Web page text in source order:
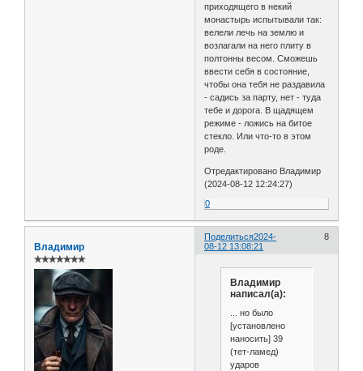
приходящего в некий
монастырь испытывали так:
велели лечь на землю и
возлагали на него плиту в
полтонны весом. Сможешь
ввести себя в состояние,
чтобы она тебя не раздавила
- садись за парту, нет - туда
тебе и дорога. В щадящем
режиме - ложись на битое
стекло. Или что-то в этом
роде.
Отредактировано Владимир
(2024-08-12 12:24:27)
0
Поделиться 8
2024-
08-12 13:08:21
Владимир
✯✯✯✯✯✯✯
Владимир
написал(а):
... но было
[установлено
наносить] 39
(тет-ламед)
ударов